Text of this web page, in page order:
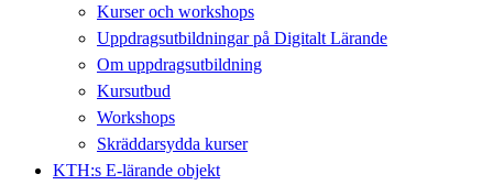
Kurser och workshops
Uppdragsutbildningar på Digitalt Lärande
Om uppdragsutbildning
Kursutbud
Workshops
Skräddarsydda kurser
KTH:s E-lärande objekt